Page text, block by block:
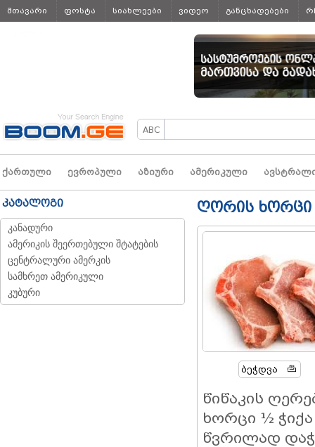
მთავარი ფოსტა სიახლეები ვიდეო განცხადებები
ქართული ევროპული აზიური ამერიკული
კატალოგი
კანადური
ამერიკის შეერთებული შტატების
ცენტრალური ამერკის
სამხრეთ ამერიკული
კუბური
ღორის ხორცი
Ბეჭდვა
წიწაკის
ხორცი ½
წვრილად